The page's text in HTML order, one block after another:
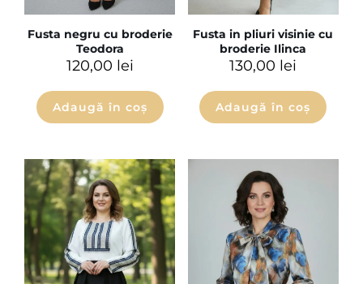
Fusta negru cu broderie
Teodora
120,00 lei
Adaugă în coș
Fusta in pliuri visinie cu
broderie Ilinca
130,00 lei
Adaugă în coș